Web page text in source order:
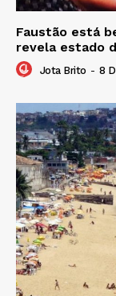
Faustão está
revela estado
Jota Brito - 8